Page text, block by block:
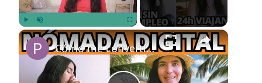
Play Unmute Fullscreen ×
Cómo me convertí en nómada digital ✅✅ Trabajo remoto por internet